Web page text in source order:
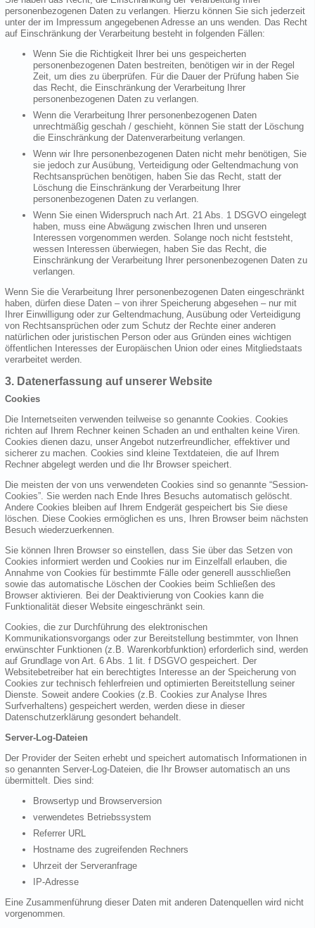
personenbezogenen Daten zu verlangen. Hierzu können Sie sich jederzeit
unter der im Impressum angegebenen Adresse an uns wenden. Das Recht
auf Einschränkung der Verarbeitung besteht in folgenden Fällen:
Wenn Sie die Richtigkeit Ihrer bei uns gespeicherten
personenbezogenen Daten bestreiten, benötigen wir in der Regel
Zeit, um dies zu überprüfen. Für die Dauer der Prüfung haben Sie
das Recht, die Einschränkung der Verarbeitung Ihrer
personenbezogenen Daten zu verlangen.
Wenn die Verarbeitung Ihrer personenbezogenen Daten
unrechtmäßig geschah / geschieht, können Sie statt der Löschung
die Einschränkung der Datenverarbeitung verlangen.
Wenn wir Ihre personenbezogenen Daten nicht mehr benötigen, Sie
sie jedoch zur Ausübung, Verteidigung oder Geltendmachung von
Rechtsansprüchen benötigen, haben Sie das Recht, statt der
Löschung die Einschränkung der Verarbeitung Ihrer
personenbezogenen Daten zu verlangen.
Wenn Sie einen Widerspruch nach Art. 21 Abs. 1 DSGVO eingelegt
haben, muss eine Abwägung zwischen Ihren und unseren
Interessen vorgenommen werden. Solange noch nicht feststeht,
wessen Interessen überwiegen, haben Sie das Recht, die
Einschränkung der Verarbeitung Ihrer personenbezogenen Daten zu
verlangen.
Wenn Sie die Verarbeitung Ihrer personenbezogenen Daten eingeschränkt
haben, dürfen diese Daten – von ihrer Speicherung abgesehen – nur mit
Ihrer Einwilligung oder zur Geltendmachung, Ausübung oder Verteidigung
von Rechtsansprüchen oder zum Schutz der Rechte einer anderen
natürlichen oder juristischen Person oder aus Gründen eines wichtigen
öffentlichen Interesses der Europäischen Union oder eines Mitgliedstaats
verarbeitet werden.
3. Datenerfassung auf unserer Website
Cookies
Die Internetseiten verwenden teilweise so genannte Cookies. Cookies
richten auf Ihrem Rechner keinen Schaden an und enthalten keine Viren.
Cookies dienen dazu, unser Angebot nutzerfreundlicher, effektiver und
sicherer zu machen. Cookies sind kleine Textdateien, die auf Ihrem
Rechner abgelegt werden und die Ihr Browser speichert.
Die meisten der von uns verwendeten Cookies sind so genannte “Session-
Cookies”. Sie werden nach Ende Ihres Besuchs automatisch gelöscht.
Andere Cookies bleiben auf Ihrem Endgerät gespeichert bis Sie diese
löschen. Diese Cookies ermöglichen es uns, Ihren Browser beim nächsten
Besuch wiederzuerkennen.
Sie können Ihren Browser so einstellen, dass Sie über das Setzen von
Cookies informiert werden und Cookies nur im Einzelfall erlauben, die
Annahme von Cookies für bestimmte Fälle oder generell ausschließen
sowie das automatische Löschen der Cookies beim Schließen des
Browser aktivieren. Bei der Deaktivierung von Cookies kann die
Funktionalität dieser Website eingeschränkt sein.
Cookies, die zur Durchführung des elektronischen
Kommunikationsvorgangs oder zur Bereitstellung bestimmter, von Ihnen
erwünschter Funktionen (z.B. Warenkorbfunktion) erforderlich sind, werden
auf Grundlage von Art. 6 Abs. 1 lit. f DSGVO gespeichert. Der
Websitebetreiber hat ein berechtigtes Interesse an der Speicherung von
Cookies zur technisch fehlerfreien und optimierten Bereitstellung seiner
Dienste. Soweit andere Cookies (z.B. Cookies zur Analyse Ihres
Surfverhaltens) gespeichert werden, werden diese in dieser
Datenschutzerklärung gesondert behandelt.
Server-Log-Dateien
Der Provider der Seiten erhebt und speichert automatisch Informationen in
so genannten Server-Log-Dateien, die Ihr Browser automatisch an uns
übermittelt. Dies sind:
Browsertyp und Browserversion
verwendetes Betriebssystem
Referrer URL
Hostname des zugreifenden Rechners
Uhrzeit der Serveranfrage
IP-Adresse
Eine Zusammenführung dieser Daten mit anderen Datenquellen wird nicht
vorgenommen.